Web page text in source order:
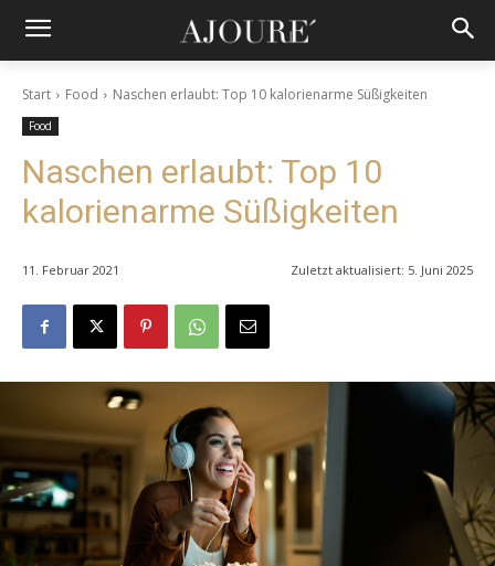
Start Food Naschen erlaubt: Top 10 kalorienarme Süßigkeiten
Food
Naschen erlaubt: Top 10
kalorienarme Süßigkeiten
11. Februar 2021 Zuletzt aktualisiert: 5. Juni 2025